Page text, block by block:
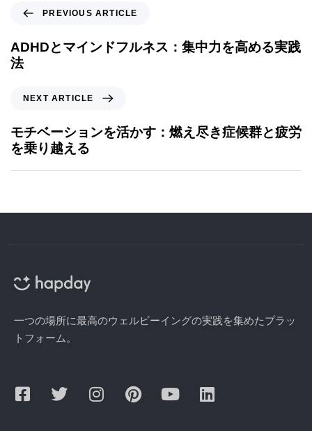
PREVIOUS ARTICLE
ADHDとマインドフルネス：集中力を高める実践
法
NEXT ARTICLE
モチベーションを活かす：燃え尽き症候群と疲労
を乗り越える
一つの場所に最高のウェルビーイングの実践を集めたプラッ
トフォーム。